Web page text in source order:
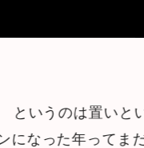
というのは置いと
になった年ってま